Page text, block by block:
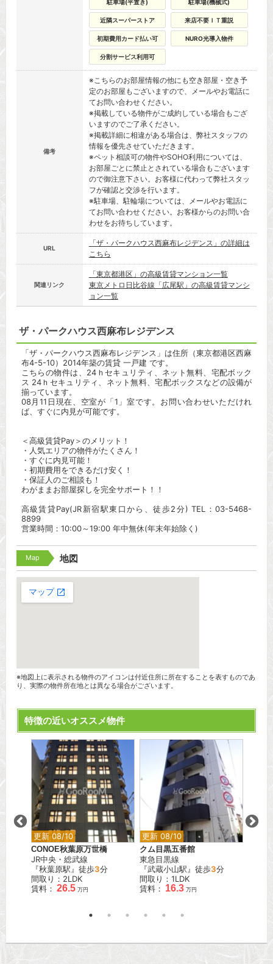
駐車場(平置き) 駐車場(機械式)
近隣スーパーストア 来店不要ＩＴ重説
初期費用カード払い可 NURO光導入物件
分割サービス利用可
備考
※こちらのお部屋情報の他にも空き部屋・空き予
定のお部屋もございますので、メールやお電話に
てお問い合わせください。
※掲載している物件がご成約している場合もござ
いますのでご了承ください。
※掲載詳細に相違がある場合は、弊社スタッフの
情報を優先させていただきます。
※ペット相談可の物件やSOHO利用については、
お部屋ごとに禁止とされている場合もございます
ので御注意下さい。お客様に代わって弊社スタッ
フが確認と交渉を行います。
※駐車場、駐輪場については、メールやお電話に
てお問い合わせください。お客様からのお問い合
わせをお待ちしています。
URL
「ザ・パークハウス西麻布レジデンス」の詳細は
こちら
関連リンク
「東京都港区」の高級賃貸マンション一覧
東京メトロ日比谷線「広尾駅」の高級賃貸マンシ
ョン一覧
ザ・パークハウス西麻布レジデンス
「ザ・パークハウス西麻布レジデンス」は住所（東京都港区西麻
布4-5-10）2014年築の賃貸 一戸建 です。
こちらの物件は、24ｈセキュリティ、ネット無料、宅配ボック
ス 24ｈセキュリティ、ネット無料、宅配ボックスなどの設備が
揃っています。
08月11日現在、空室が「1」室です。お問い合わせいただけれ
ば、すぐに内見が可能です。
＜高級賃貸Pay＞のメリット！
・人気エリアの物件がたくさん！
・すぐに内見可能！
・初期費用をできるだけ安く！
・保証人のご相談も！
わがままお部屋探しを完全サポート！！
高級賃貸Pay(JR新宿駅東口から、徒歩2分) TEL：03-5468-
8899
営業時間：10:00～19:00 年中無休(年末年始除く)
Map 地図
※地図上に表示される物件のアイコンは付近住所に所在することを表すものであ
り、実際の物件所在地とは異なる場合がございます。
特徴の近いオススメ物件
更新 08/10
CONOE秋葉原万世橋
JR中央・総武線
『秋葉原駅』徒歩3分
間取り：2LDK
賃料： 26.5 万円
更新 08/10
クム目黒五番館
東急目黒線
『武蔵小山駅』徒歩3分
間取り：1LDK
賃料： 16.3 万円